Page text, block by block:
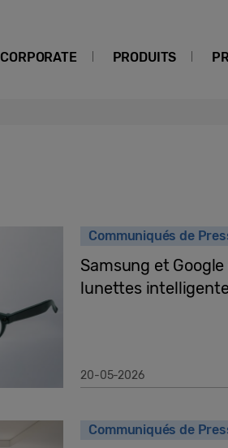
CORPORATE PRODUITS
Communiqués de
Samsung et
lunettes
20-05-2026
Communiqués de